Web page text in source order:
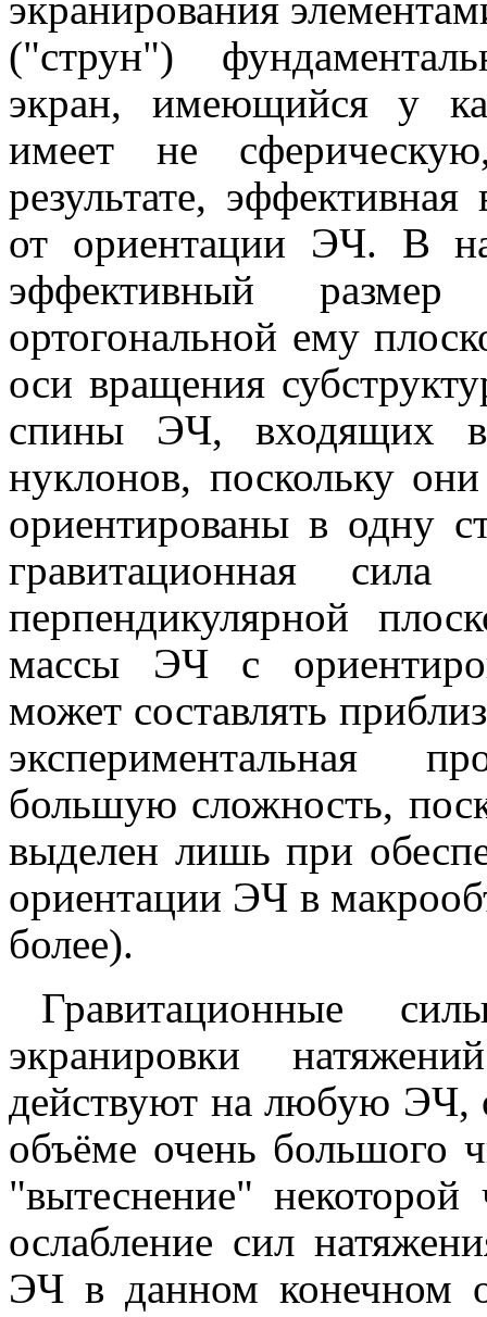
("струн")
экран, имеющийся у
имеет не
результате,
от ориентации ЭЧ. В
эффективный
ортогональной ему
оси вращения
спины ЭЧ, входящих
нуклонов, поскольку
ориентированы в одну
гравитационная
перпендикулярной
массы ЭЧ с
может составлять
экспериментальная
большую сложность,
выделен лишь при
ориентации ЭЧ в
более).
Гравитационные
экранировки
действуют на любую ЭЧ,
объёме очень большого
"вытеснение"
ослабление сил
ЭЧ в данном конечном